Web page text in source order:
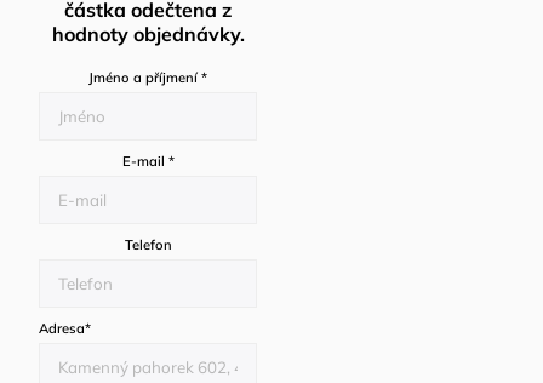
částka odečtena z
hodnoty objednávky.
Jméno a příjmení *
E-mail *
Telefon
Adresa*